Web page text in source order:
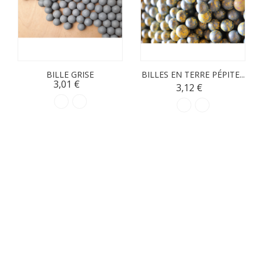
BILLE GRISE
3,01 €
BILLES EN TERRE PÉPITE...
3,12 €